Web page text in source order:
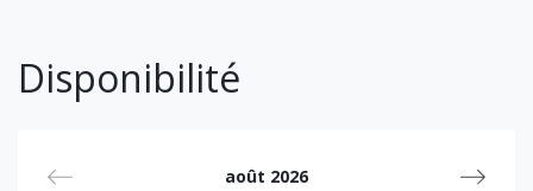
Disponibilité
août 2026